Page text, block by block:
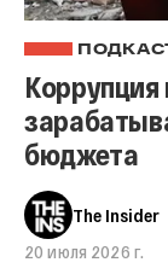
бюджета
The Insider
20 июля 2026 г.